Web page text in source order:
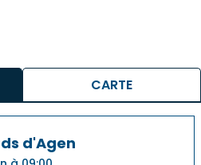
CARTE
d'Agen